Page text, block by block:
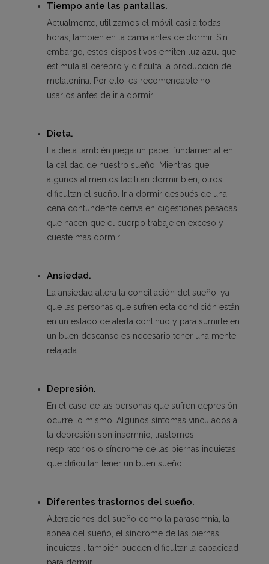
Tiempo ante las pantallas.
Actualmente, utilizamos el móvil casi a todas
horas, también en la cama antes de dormir. Sin
embargo, estos dispositivos emiten luz azul que
estimula al cerebro y dificulta la producción de
melatonina. Por ello, es recomendable no
usarlos antes de ir a dormir.
Dieta.
La dieta también juega un papel fundamental en
la calidad de nuestro sueño. Mientras que
algunos alimentos facilitan dormir bien, otros
dificultan el sueño. Ir a dormir después de una
cena contundente deriva en digestiones pesadas
que hacen que el cuerpo trabaje en exceso y
cueste más dormir.
Ansiedad.
La ansiedad altera la conciliación del sueño, ya
que las personas que sufren esta condición están
en un estado de alerta continuo y para sumirte en
un buen descanso es necesario tener una mente
relajada.
Depresión.
En el caso de las personas que sufren depresión,
ocurre lo mismo. Algunos síntomas vinculados a
la depresión son insomnio, trastornos
respiratorios o síndrome de las piernas inquietas
que dificultan tener un buen sueño.
Diferentes trastornos del sueño.
Alteraciones del sueño como la parasomnia, la
apnea del sueño, el síndrome de las piernas
inquietas… también pueden dificultar la capacidad